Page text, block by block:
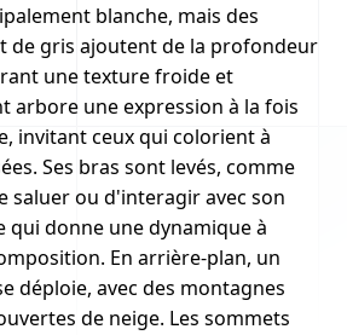
blanche, mais des
de gris ajoutent de la profondeur
une texture froide et
arbore une expression à la fois
invitant ceux qui colorient à
Ses bras sont levés, comme
saluer ou d'interagir avec son
qui donne une dynamique à
En arrière-plan, un
déploie, avec des montagnes
de neige. Les sommets